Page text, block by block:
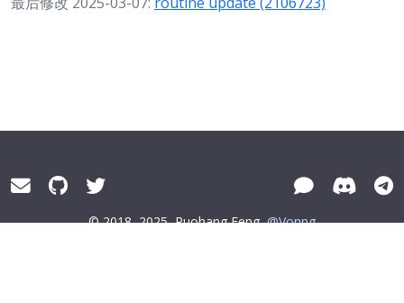
© 2018–2025 Ruohang Feng @Vonng